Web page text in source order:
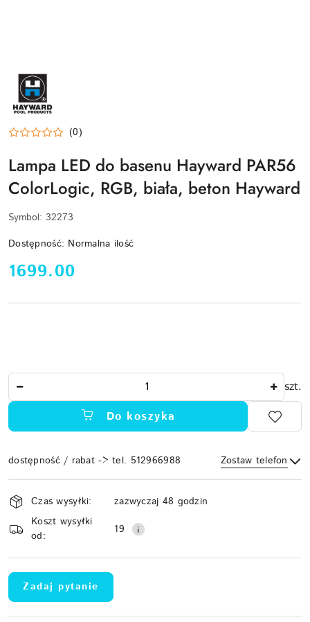
HAYWARD-
LOGO
(0)
Lampa LED do basenu Hayward PAR56
ColorLogic, RGB, biała, beton Hayward
Symbol: 32273
Dostępność: Normalna ilość
cena:
1699.00
szt.
Do koszyka
dostępność / rabat -> tel. 512966988 Zostaw telefon
Wyślij
Dostępność
i
dostawa
Czas wysyłki:
zazwyczaj 48 godzin
Koszt wysyłki
od:
19
Zadaj pytanie